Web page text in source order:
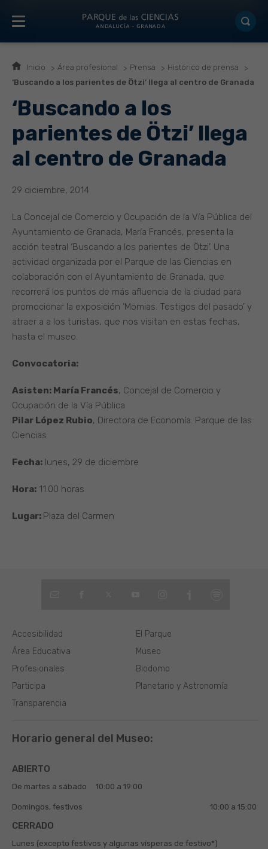
Inicio Área profesional Prensa
Histórico de prensa
‘Buscando a los parientes de Ötzi’ llega al centro de Granada
‘Buscando a los
parientes de Ötzi’ llega
al centro de Granada
29 diciembre, 2014
La Concejal de Comercio y Ocupación de la Vía Pública del
Ayuntamiento de Granada, María Francés, presenta la
acción teatral ‘Buscando a los parientes de Ötzi’. Una
actividad organizada por el Parque de las Ciencias en
colaboración con el Ayuntamiento de Granada, que
recorrerá los puntos de más afluencia de la ciudad para
promocionar la exposición ‘Momias. Testigos del pasado’ y
atraer a a los turistas, que nos visitan en estas fechas,
hasta el museo.
Convocatoria:
Asisten: María Francés, Concejal de Comercio y
Ocupación de la Vía Pública
Pilar López Rubio, Directora de Economía. Parque de las
Ciencias
Fecha: lunes, 29 de diciembre
Hora: 11.00 horas
Lugar: Plaza del Carmen
El Parque
Museo
Biodomo
Planetario y Astronomía
Área Educativa
Profesionales
Participa
Transparencia
Accesibilidad
Horario general del Museo:
ABIERTO
De martes a sábado 10:00 a 19:00
Domingos, festivos 10:00 a 15:00
CERRADO
Lunes (excepto festivos y algunas vísperas de festivo*)